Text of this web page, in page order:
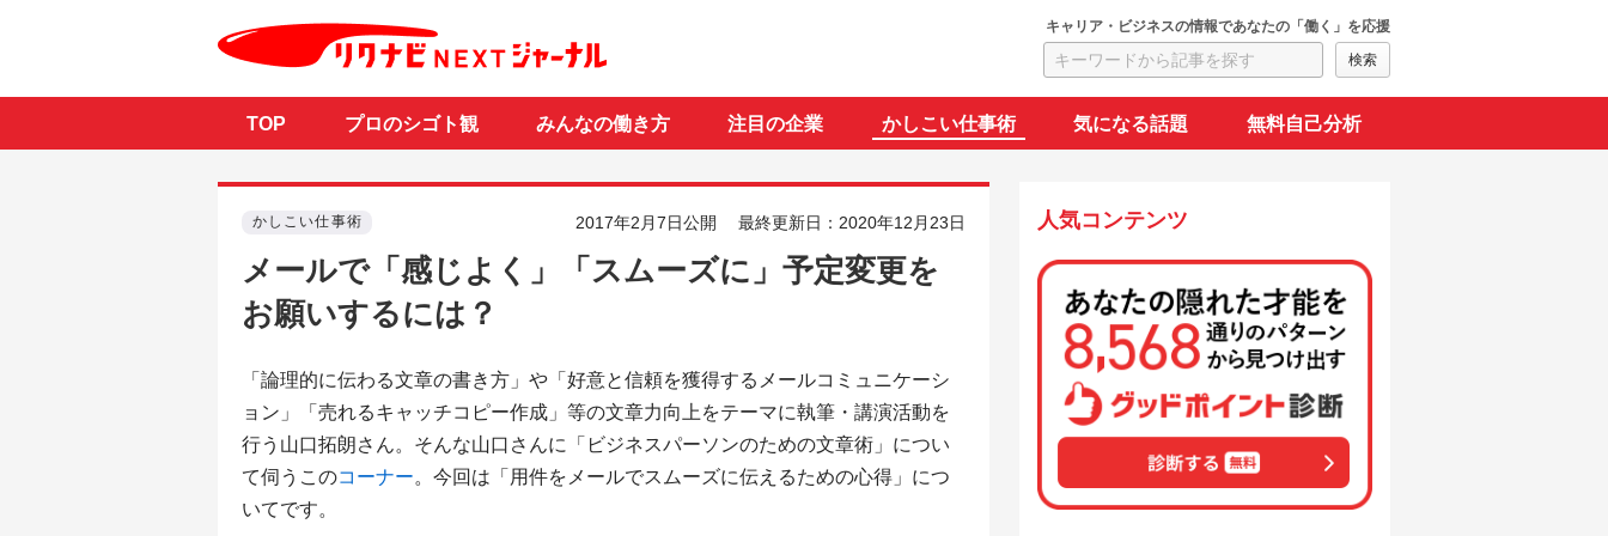
キャリア・ビジネスの情報であなたの「働く」を応援
TOP プロのシゴト観 みんなの働き方 注目の企業 かしこい仕事術 気になる話題 無料自己分析
かしこい仕事術 2017年2月7日公開 最終更新日：2020年12月23日
メールで「感じよく」「スムーズに」予定変更を
お願いするには？
「論理的に伝わる文章の書き方」や「好意と信頼を獲得するメールコミュニケーシ
ョン」「売れるキャッチコピー作成」等の文章力向上をテーマに執筆・講演活動を
行う山口拓朗さん。そんな山口さんに「ビジネスパーソンのための文章術」につい
て伺うこのコーナー。今回は「用件をメールでスムーズに伝えるための心得」につ
いてです。
人気コンテンツ